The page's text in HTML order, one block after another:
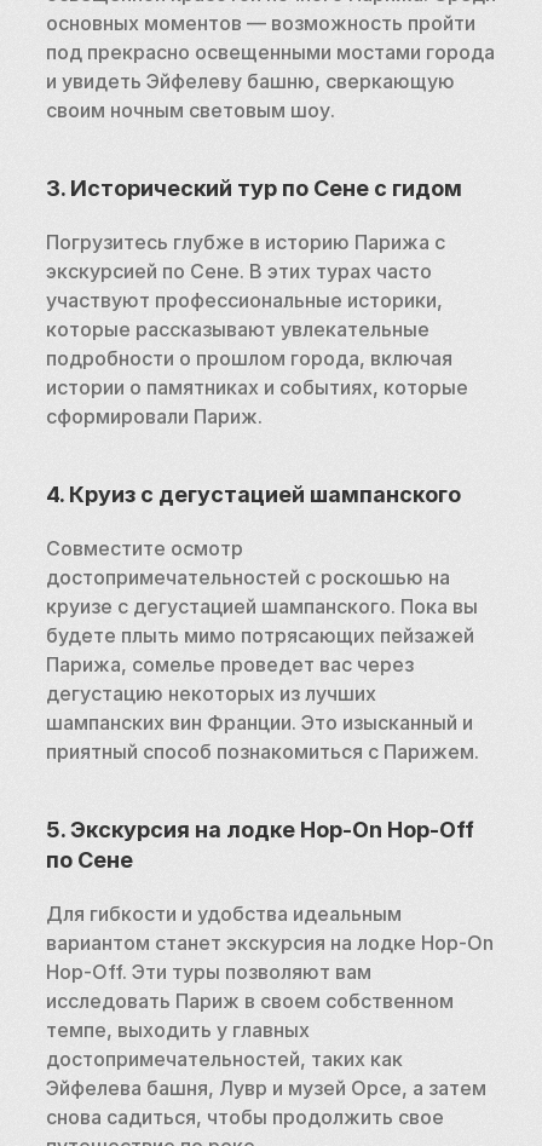
основных моментов — возможность пройти
под прекрасно освещенными мостами города
и увидеть Эйфелеву башню, сверкающую
своим ночным световым шоу.
3. Исторический тур по Сене с гидом
Погрузитесь глубже в историю Парижа с
экскурсией по Сене. В этих турах часто
участвуют профессиональные историки,
которые рассказывают увлекательные
подробности о прошлом города, включая
истории о памятниках и событиях, которые
сформировали Париж.
4. Круиз с дегустацией шампанского
Совместите осмотр
достопримечательностей с роскошью на
круизе с дегустацией шампанского. Пока вы
будете плыть мимо потрясающих пейзажей
Парижа, сомелье проведет вас через
дегустацию некоторых из лучших
шампанских вин Франции. Это изысканный и
приятный способ познакомиться с Парижем.
5. Экскурсия на лодке Hop-On Hop-Off
по Сене
Для гибкости и удобства идеальным
вариантом станет экскурсия на лодке Hop-On
Hop-Off. Эти туры позволяют вам
исследовать Париж в своем собственном
темпе, выходить у главных
достопримечательностей, таких как
Эйфелева башня, Лувр и музей Орсе, а затем
снова садиться, чтобы продолжить свое